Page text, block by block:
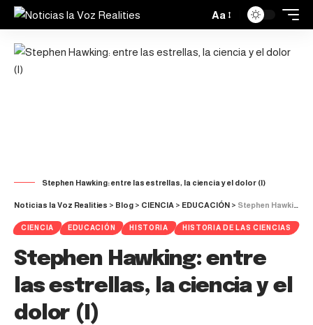
Aa
Stephen Hawking: entre las estrellas, la ciencia y el dolor (I)
Noticias la Voz Realities > Blog > CIENCIA > EDUCACIÓN > Stephen Hawking: entre las estrellas, la ciencia y el dolor (I)
CIENCIA EDUCACIÓN HISTORIA HISTORIA DE LAS CIENCIAS
Stephen Hawking: entre
las estrellas, la ciencia y el
dolor (I)